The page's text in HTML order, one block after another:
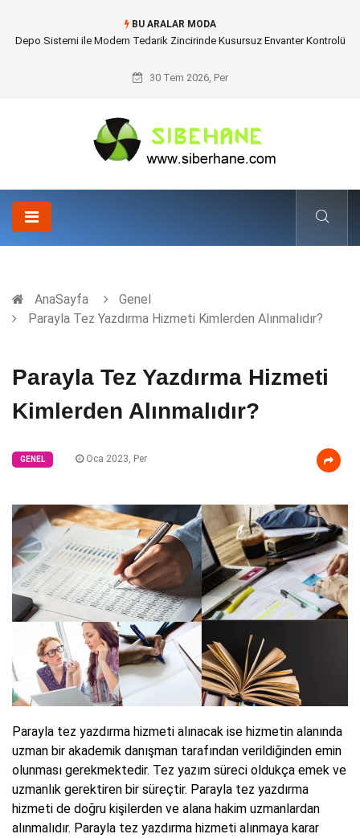
BU ARALAR MODA
Akrilik Boyama Seti ile Evinizde Dijitalden Uzak Bir Deşarj Alanı
30 Tem 2026, Per
AnaSayfa
Genel
Parayla Tez Yazdırma Hizmeti Kimlerden Alınmalıdır?
Parayla Tez Yazdırma Hizmeti
Kimlerden Alınmalıdır?
GENEL Oca 2023, Per
Parayla tez yazdırma hizmeti alınacak ise hizmetin alanında
uzman bir akademik danışman tarafından verildiğinden emin
olunması gerekmektedir. Tez yazım süreci oldukça emek ve
uzmanlık gerektiren bir süreçtir. Parayla tez yazdırma
hizmeti de doğru kişilerden ve alana hakim uzmanlardan
alınmalıdır. Parayla tez yazdırma hizmeti alınmaya karar